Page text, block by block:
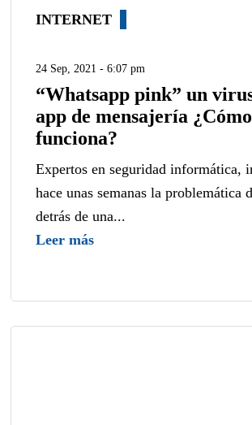
INTERNET
24 Sep, 2021 - 6:07 pm
“Whatsapp pink” un
app de mensajería ¿Cómo
funciona?
Expertos en seguridad informática,
hace unas semanas la problemática
detrás de una...
Leer más